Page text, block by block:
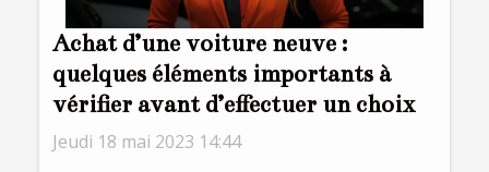
Achat d’une voiture neuve :
quelques éléments importants à
vérifier avant d’effectuer un choix
Jeudi 18 mai 2023 14:44